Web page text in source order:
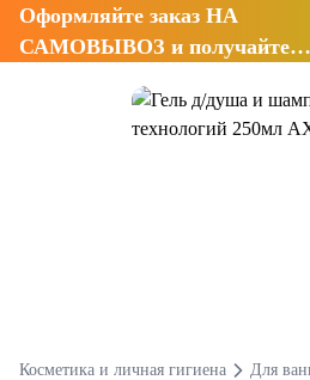
Оформляйте заказ НА
САМОВЫВОЗ и получайте
Косметика и личная гигиена Для